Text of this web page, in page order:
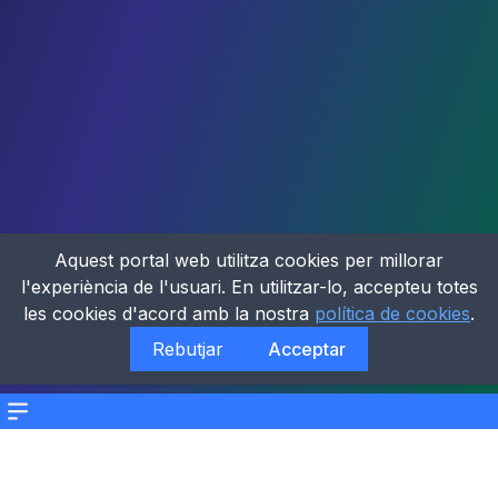
Menu
Aquest portal web utilitza cookies per millorar
l'experiència de l'usuari. En utilitzar-lo, accepteu totes
les cookies d'acord amb la nostra política de cookies.
Rebutjar
Acceptar